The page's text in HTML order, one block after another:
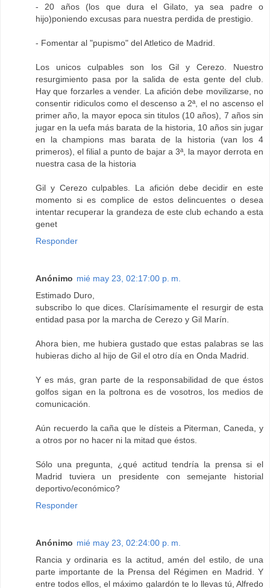
- 20 años (los que dura el Gilato, ya sea padre o
hijo)poniendo excusas para nuestra perdida de prestigio.
- Fomentar al "pupismo" del Atletico de Madrid.
Los unicos culpables son los Gil y Cerezo. Nuestro
resurgimiento pasa por la salida de esta gente del club.
Hay que forzarles a vender. La afición debe movilizarse, no
consentir ridiculos como el descenso a 2ª, el no ascenso el
primer año, la mayor epoca sin titulos (10 años), 7 años sin
jugar en la uefa más barata de la historia, 10 años sin jugar
en la champions mas barata de la historia (van los 4
primeros), el filial a punto de bajar a 3ª, la mayor derrota en
nuestra casa de la historia
Gil y Cerezo culpables. La afición debe decidir en este
momento si es complice de estos delincuentes o desea
intentar recuperar la grandeza de este club echando a esta
genet
Responder
Anónimo mié may 23, 02:17:00 p. m.
Estimado Duro,
subscribo lo que dices. Clarísimamente el resurgir de esta
entidad pasa por la marcha de Cerezo y Gil Marín.
Ahora bien, me hubiera gustado que estas palabras se las
hubieras dicho al hijo de Gil el otro día en Onda Madrid.
Y es más, gran parte de la responsabilidad de que éstos
golfos sigan en la poltrona es de vosotros, los medios de
comunicación.
Aún recuerdo la caña que le dísteis a Piterman, Caneda, y
a otros por no hacer ni la mitad que éstos.
Sólo una pregunta, ¿qué actitud tendría la prensa si el
Madrid tuviera un presidente con semejante historial
deportivo/económico?
Responder
Anónimo mié may 23, 02:24:00 p. m.
Rancia y ordinaria es la actitud, amén del estilo, de una
parte importante de la Prensa del Régimen en Madrid. Y
entre todos ellos, el máximo galardón te lo llevas tú, Alfredo